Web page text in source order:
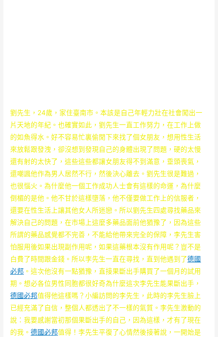
劉先生，24歲，家住臺南市。本該是自己年輕力壯在社會闖出一
片天地的年紀。也確實如此，劉先生一直工作努力，在工作上做
的如魚得水。好不容易忙裏偷閒下來找了個女朋友，想用性生活
來放鬆跟發洩，卻沒想到發現自己的身體出現了問題，硬的太慢
還有射的太快了，這些這些都讓女朋友得不到滿意，垂頭喪氣，
還嘲諷他作為男人居然不行，然後決心離去。劉先生很是難過，
也很惱火。為什麼他一個工作成功人士會有這樣的命運，為什麼
倒楣的是他。他不甘於這樣墮落，他不僅要做工作上的信服者，
還要在性生活上讓其他女人所迷戀。所以劉先生四處尋找藥品來
解決自己的問題，在市場上這麼多藥品面前他猶豫了，因為這些
所謂的藥品感覺都不完善，不能給他帶來完全的保障，李先生害
怕服用後如果出現副作用呢，如果這藥根本沒有作用呢？豈不是
白費了時間跟金錢。所以李先生一直在尋找，直到他遇到了德國
必邦 。這次他沒有一點猶豫，直接果斷出手購買了一個月的試用
期。想必各位男性同胞都很好奇為什麼這次李先生能果斷出手，
德國必邦值得他這樣嗎？小編訪問的李先生，此時的李先生臉上
已經充滿了自信，整個人都透出了不一樣的氣質。李先生激動的
說：我要感謝當初那個果斷出手的自己，因為這樣，才有了現在
的我。德國必邦值得！李先生平復了心情然後接著說，一開始是